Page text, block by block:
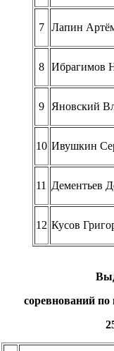
7 Лапин
8 Ибрагимов
9 Яновский
10 Ивушкин
11 Дементьев
12 Кусов
соревнований